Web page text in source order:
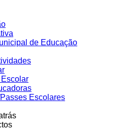
de Educação
Escolares